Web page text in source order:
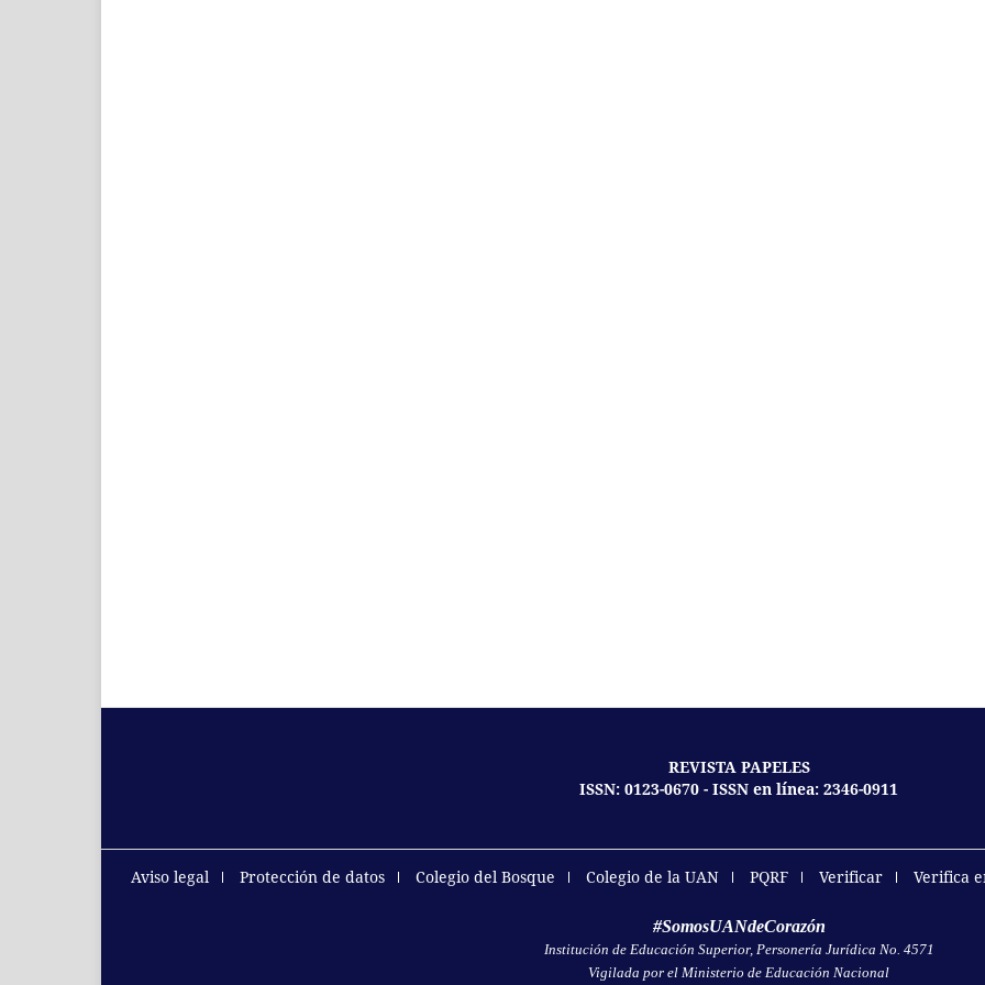
REVISTA PAPELES
ISSN: 0123-0670 - ISSN en línea: 2346-0911
Aviso legal Protección de datos Colegio del Bosque Colegio de la UAN PQRF Verificar Verifica
#SomosUANdeCorazón
Institución de Educación Superior, Personería Jurídica No. 4571
Vigilada por el Ministerio de Educación Nacional